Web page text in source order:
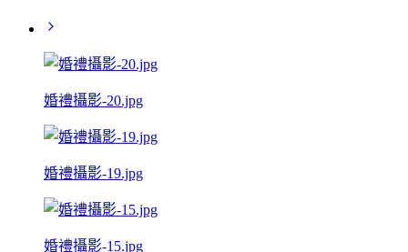
婚禮攝影-20.jpg
婚禮攝影-19.jpg
婚禮攝影-15.jpg